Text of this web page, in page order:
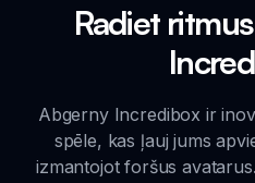
Radiet
Abgerny Incredibox ir
spēle, kas ļauj jums
izmantojot foršus